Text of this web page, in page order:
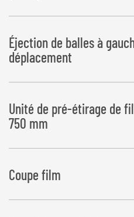
Éjection de balles à
déplacement
Unité de pré-étirage de
750 mm
Coupe film